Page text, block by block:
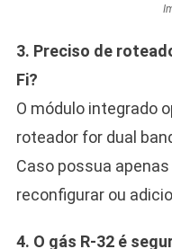
3. Preciso de
Fi?
O módulo integrado
roteador for dual
Caso possua
reconfigurar ou
4. O gás R-32 é